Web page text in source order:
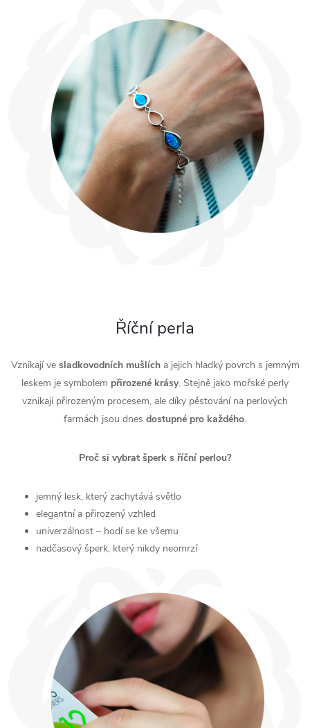
Říční perla
Vznikají ve sladkovodních mušlícha jejich hladký povrch s jemným
leskem je symbolem přirozené krásy. Stejně jako mořské perly
vznikají přirozeným procesem, ale díky pěstování na perlových
farmách jsou dnes dostupné pro každého.
Proč si vybrat šperk s říční perlou?
jemný lesk, který zachytává světlo
elegantní a přirozený vzhled
univerzálnost – hodí se ke všemu
nadčasový šperk, který nikdy neomrzí